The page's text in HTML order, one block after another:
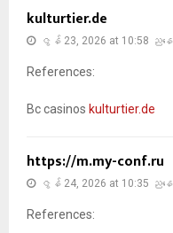
kulturtier.de
ဇွန် 23, 2026 at 10:58 ညနေ
References:
Bc casinos kulturtier.de
https://m.my-conf.ru
ဇွန် 24, 2026 at 10:35 ညနေ
References: